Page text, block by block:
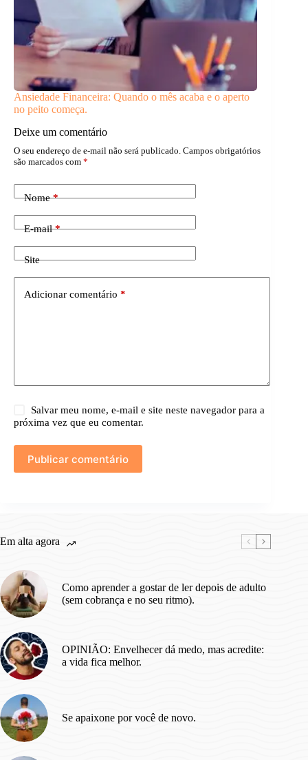
Ansiedade Financeira: Quando o mês acaba e o aperto
no peito começa.
Deixe um comentário
O seu endereço de e-mail não será publicado. Campos obrigatórios
são marcados com *
Nome*
E-mail*
Site
Adicionar comentário *
Salvar meu nome, e-mail e site neste navegador para a
próxima vez que eu comentar.
Publicar comentário
Em alta agora
Como aprender a gostar de ler depois de adulto
(sem cobrança e no seu ritmo).
OPINIÃO: Envelhecer dá medo, mas acredite:
a vida fica melhor.
Se apaixone por você de novo.